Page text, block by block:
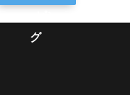
グ